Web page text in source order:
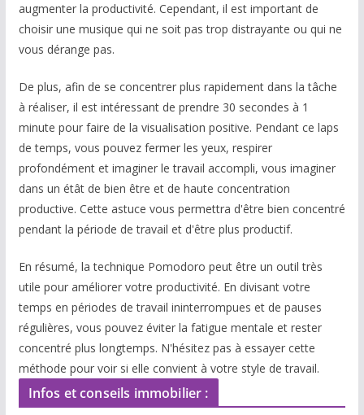
augmenter la productivité. Cependant, il est important de
choisir une musique qui ne soit pas trop distrayante ou qui ne
vous dérange pas.
De plus, afin de se concentrer plus rapidement dans la tâche
à réaliser, il est intéressant de prendre 30 secondes à 1
minute pour faire de la visualisation positive. Pendant ce laps
de temps, vous pouvez fermer les yeux, respirer
profondément et imaginer le travail accompli, vous imaginer
dans un étât de bien être et de haute concentration
productive. Cette astuce vous permettra d'être bien concentré
pendant la période de travail et d'être plus productif.
En résumé, la technique Pomodoro peut être un outil très
utile pour améliorer votre productivité. En divisant votre
temps en périodes de travail ininterrompues et de pauses
régulières, vous pouvez éviter la fatigue mentale et rester
concentré plus longtemps. N'hésitez pas à essayer cette
méthode pour voir si elle convient à votre style de travail.
Infos et conseils immobilier :